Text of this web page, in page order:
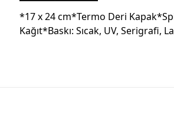
*17 x 24 cm*Termo Deri
Kağıt*Baskı: Sıcak, UV, Serigrafi,